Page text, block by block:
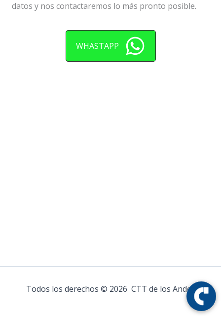
datos y nos contactaremos lo más pronto posible.
WHASTAPP
Todos los derechos © 2026 CTT de los Andes